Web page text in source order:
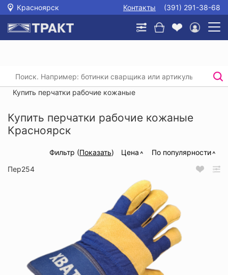
Красноярск Контакты (391) 291-38-68
Главная / /
Купить перчатки рабочие кожаные
Купить перчатки рабочие кожаные
Купить перчатки рабочие кожаные
Красноярск
Фильтр (Показать) Цена
По популярности
Пер254